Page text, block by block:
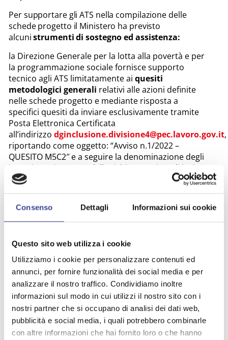
Consenso Dettagli Informazioni sui cookie
Questo sito web utilizza i cookie
Utilizziamo i cookie per personalizzare contenuti ed
annunci, per fornire funzionalità dei social media e per
analizzare il nostro traffico. Condividiamo inoltre
informazioni sul modo in cui utilizzi il nostro sito con i
nostri partner che si occupano di analisi dei dati web,
pubblicità e social media, i quali potrebbero combinarle
con altre informazioni che hai fornito loro o che hanno
Per supportare gli ATS nella compilazione delle
schede progetto il Ministero ha previsto
alcunistrumenti di sostegno ed assistenza:
la Direzione Generale per la lotta alla povertà e per
la programmazione sociale fornisce supporto
tecnico agli ATS limitatamente aiquesiti
metodologici generali relativi alle azioni definite
nelle schede progetto e mediante risposta a
specifici quesiti da inviare esclusivamente tramite
Posta Elettronica Certificata
all’indirizzodginclusione.divisione4@pec.lavoro.gov.it,
riportando come oggetto: “Avviso n.1/2022 –
QUESITO M5C2″ e a seguire la denominazione degli
investimenti oggetto della richiesta. Prima di inviare
qualsiasi quesito è opportuno visionare leFAQgià
ogni altro quesitopotrà essere inoltrato
all’Amministrazione centrale responsabile del PNRR
per il Ministero del Lavoro e delle Politiche Sociali
aUnitadiMissionePNRR@lavoro.gov.it
specificando nell’oggetto: “QUESITO M5C2” e a
seguire la denominazione degli investimenti oggetto
della richiesta.
Di ulteriore supporto saranno i
prossimi webinar
informativi organizzati dalla DG per la lotta alla
povertà e per la programmazione sociale, in
collaborazione con l’Unità di Missione,sulle
specifiche linee di finanziamento , nel corso dei